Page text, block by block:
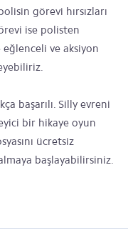
görevi hırsızları
ise polisten
ve aksiyon
başarılı. Silly evreni
bir hikaye oyun
ücretsiz
başlayabilirsiniz.